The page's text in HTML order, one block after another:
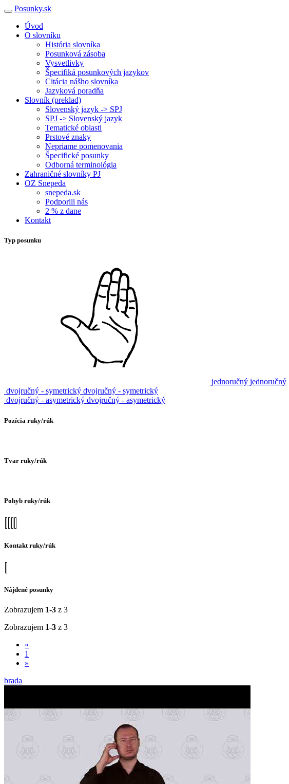
Posunky.sk
Úvod
O slovníku
História slovníka
Posunková zásoba
Vysvetlivky
Špecifiká posunkových jazykov
Citácia nášho slovníka
Jazyková poradňa
Slovník (preklad)
Slovenský jazyk -> SPJ
SPJ -> Slovenský jazyk
Tematické oblasti
Prstové znaky
Nepriame pomenovania
Špecifické posunky
Odborná terminológia
Zahraničné slovníky PJ
OZ Snepeda
snepeda.sk
Podporili nás
2 % z dane
Kontakt
Typ posunku
jednoručný jednoručný
dvojručný - symetrický dvojručný - symetrický
dvojručný - asymetrický dvojručný - asymetrický
Pozícia ruky/rúk
Tvar ruky/rúk
Pohyb ruky/rúk
Kontakt ruky/rúk
Nájdené posunky
Zobrazujem 1-3 z 3
Zobrazujem 1-3 z 3
«
1
»
brada